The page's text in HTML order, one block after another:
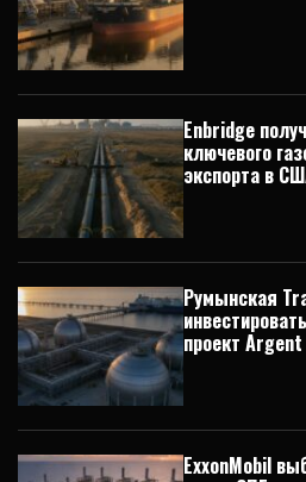
Enbridge
ключевого
экспорта в
Румынская
проект Argent
ExxonMobil